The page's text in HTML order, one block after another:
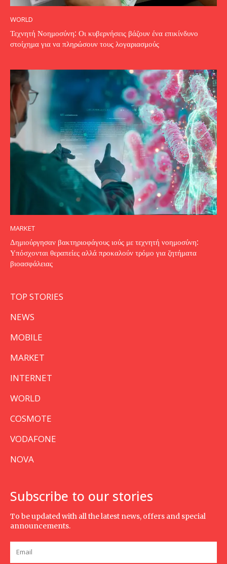
WORLD
Τεχνητή Νοημοσύνη: Οι κυβερνήσεις βάζουν ένα επικίνδυνο
στοίχημα για να πληρώσουν τους λογαριασμούς
MARKET
Δημιούργησαν βακτηριοφάγους ιούς με τεχνητή νοημοσύνη:
Υπόσχονται θεραπείες αλλά προκαλούν τρόμο για ζητήματα
βιοασφάλειας
TOP STORIES
NEWS
MOBILE
MARKET
INTERNET
WORLD
COSMOTE
VODAFONE
NOVA
Subscribe to our stories
To be updated with all the latest news, offers and special
announcements.